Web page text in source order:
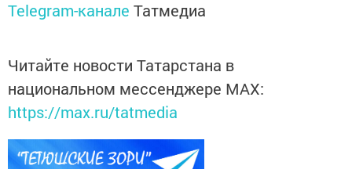
Telegram-канале Татмедиа
Читайте новости Татарстана в
национальном мессенджере MАХ:
https://max.ru/tatmedia